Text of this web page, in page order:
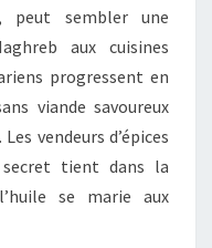
peut sembler une
aux cuisines
progressent en
viande savoureux
vendeurs d’épices
tient dans la
se marie aux